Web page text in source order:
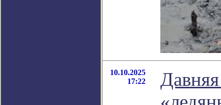
10.10.2025
17:22